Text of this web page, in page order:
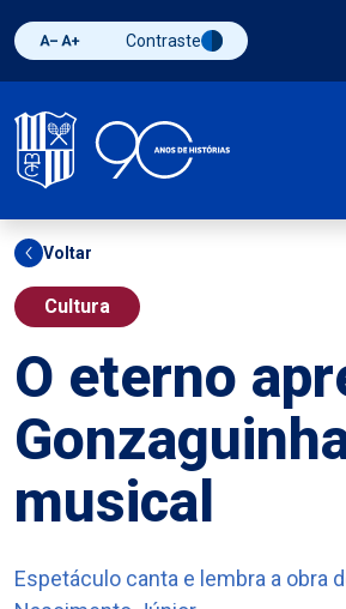
Diminuir fonte
Aumentar fonteAlternar contraste
Contraste
Voltar
Cultura
O eterno
musical
Espetáculo canta e lembra a obra